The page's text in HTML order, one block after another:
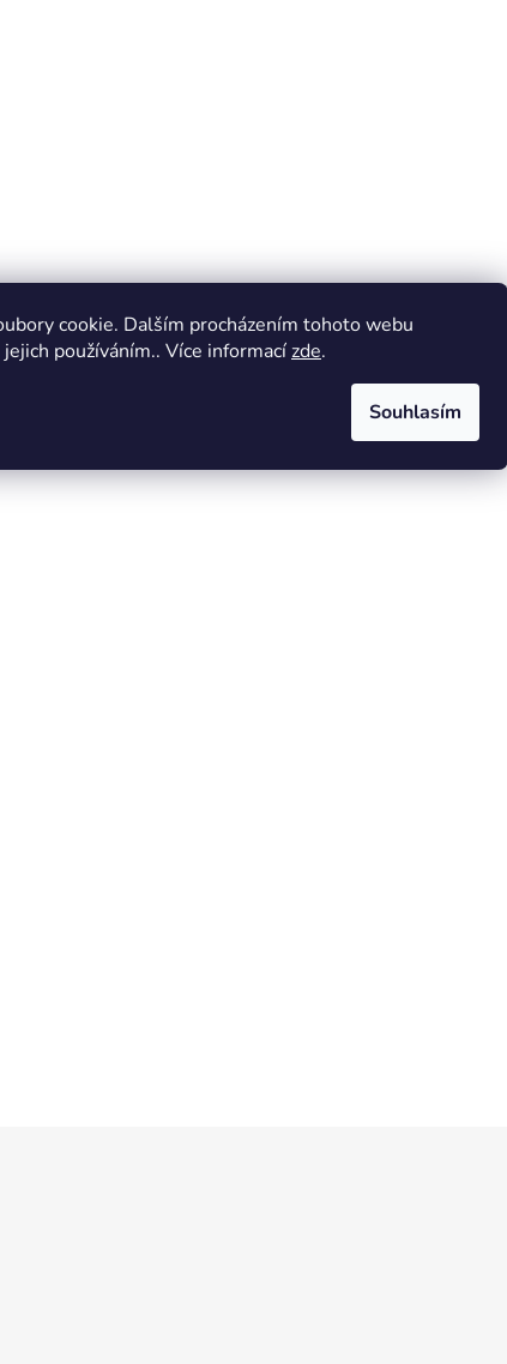
cookie. Dalším procházením tohoto webu
používáním.. Více informacízde.
Souhlasím